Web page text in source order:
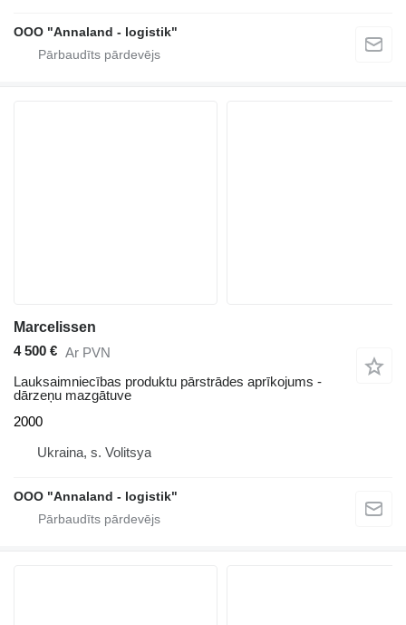
OOO "Annaland - logistik"
Marcelissen
4 500 € Ar PVN
Lauksaimniecības produktu pārstrādes aprīkojums -
dārzeņu mazgātuve
2000
Ukraina, s. Volitsya
OOO "Annaland - logistik"